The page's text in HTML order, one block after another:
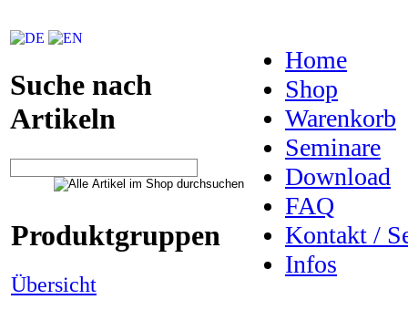
Suche nach
Artikeln
Produktgruppen
Übersicht
Home
Shop
Warenkorb
Seminare
Download
FAQ
Kontakt /
Infos